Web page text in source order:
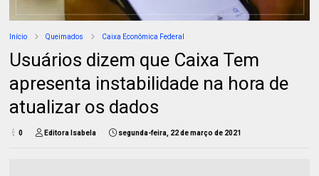
Início Queimados Caixa Econômica Federal
Usuários dizem que Caixa Tem
apresenta instabilidade na hora de
atualizar os dados
0 Editora Isabela segunda-feira, 22 de março de 2021